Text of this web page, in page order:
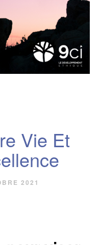
Vie Et
2021